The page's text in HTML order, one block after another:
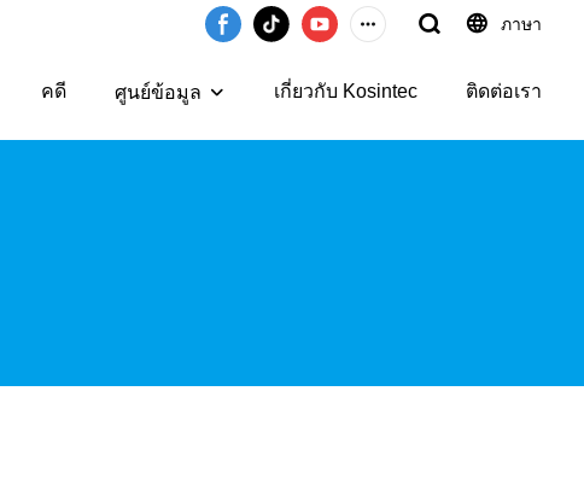
ภาษา
คดี ศูนย์ข้อมูล เกี่ยวกับ Kosintec ติดต่อเรา